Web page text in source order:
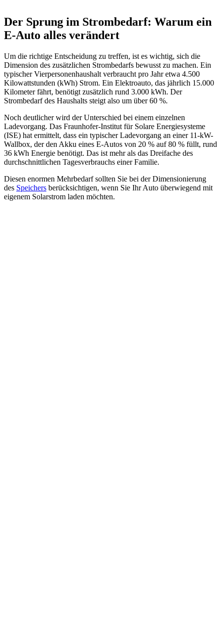
Der Sprung im Strombedarf: Warum ein
E-Auto alles verändert
Um die richtige Entscheidung zu treffen, ist es wichtig, sich die
Dimension des zusätzlichen Strombedarfs bewusst zu machen. Ein
typischer Vierpersonenhaushalt verbraucht pro Jahr etwa 4.500
Kilowattstunden (kWh) Strom. Ein Elektroauto, das jährlich 15.000
Kilometer fährt, benötigt zusätzlich rund 3.000 kWh. Der
Strombedarf des Haushalts steigt also um über 60 %.
Noch deutlicher wird der Unterschied bei einem einzelnen
Ladevorgang. Das Fraunhofer-Institut für Solare Energiesysteme
(ISE) hat ermittelt, dass ein typischer Ladevorgang an einer 11-kW-
Wallbox, der den Akku eines E-Autos von 20 % auf 80 % füllt, rund
36 kWh Energie benötigt. Das ist mehr als das Dreifache des
durchschnittlichen Tagesverbrauchs einer Familie.
Diesen enormen Mehrbedarf sollten Sie bei der Dimensionierung
des Speichers berücksichtigen, wenn Sie Ihr Auto überwiegend mit
eigenem Solarstrom laden möchten.